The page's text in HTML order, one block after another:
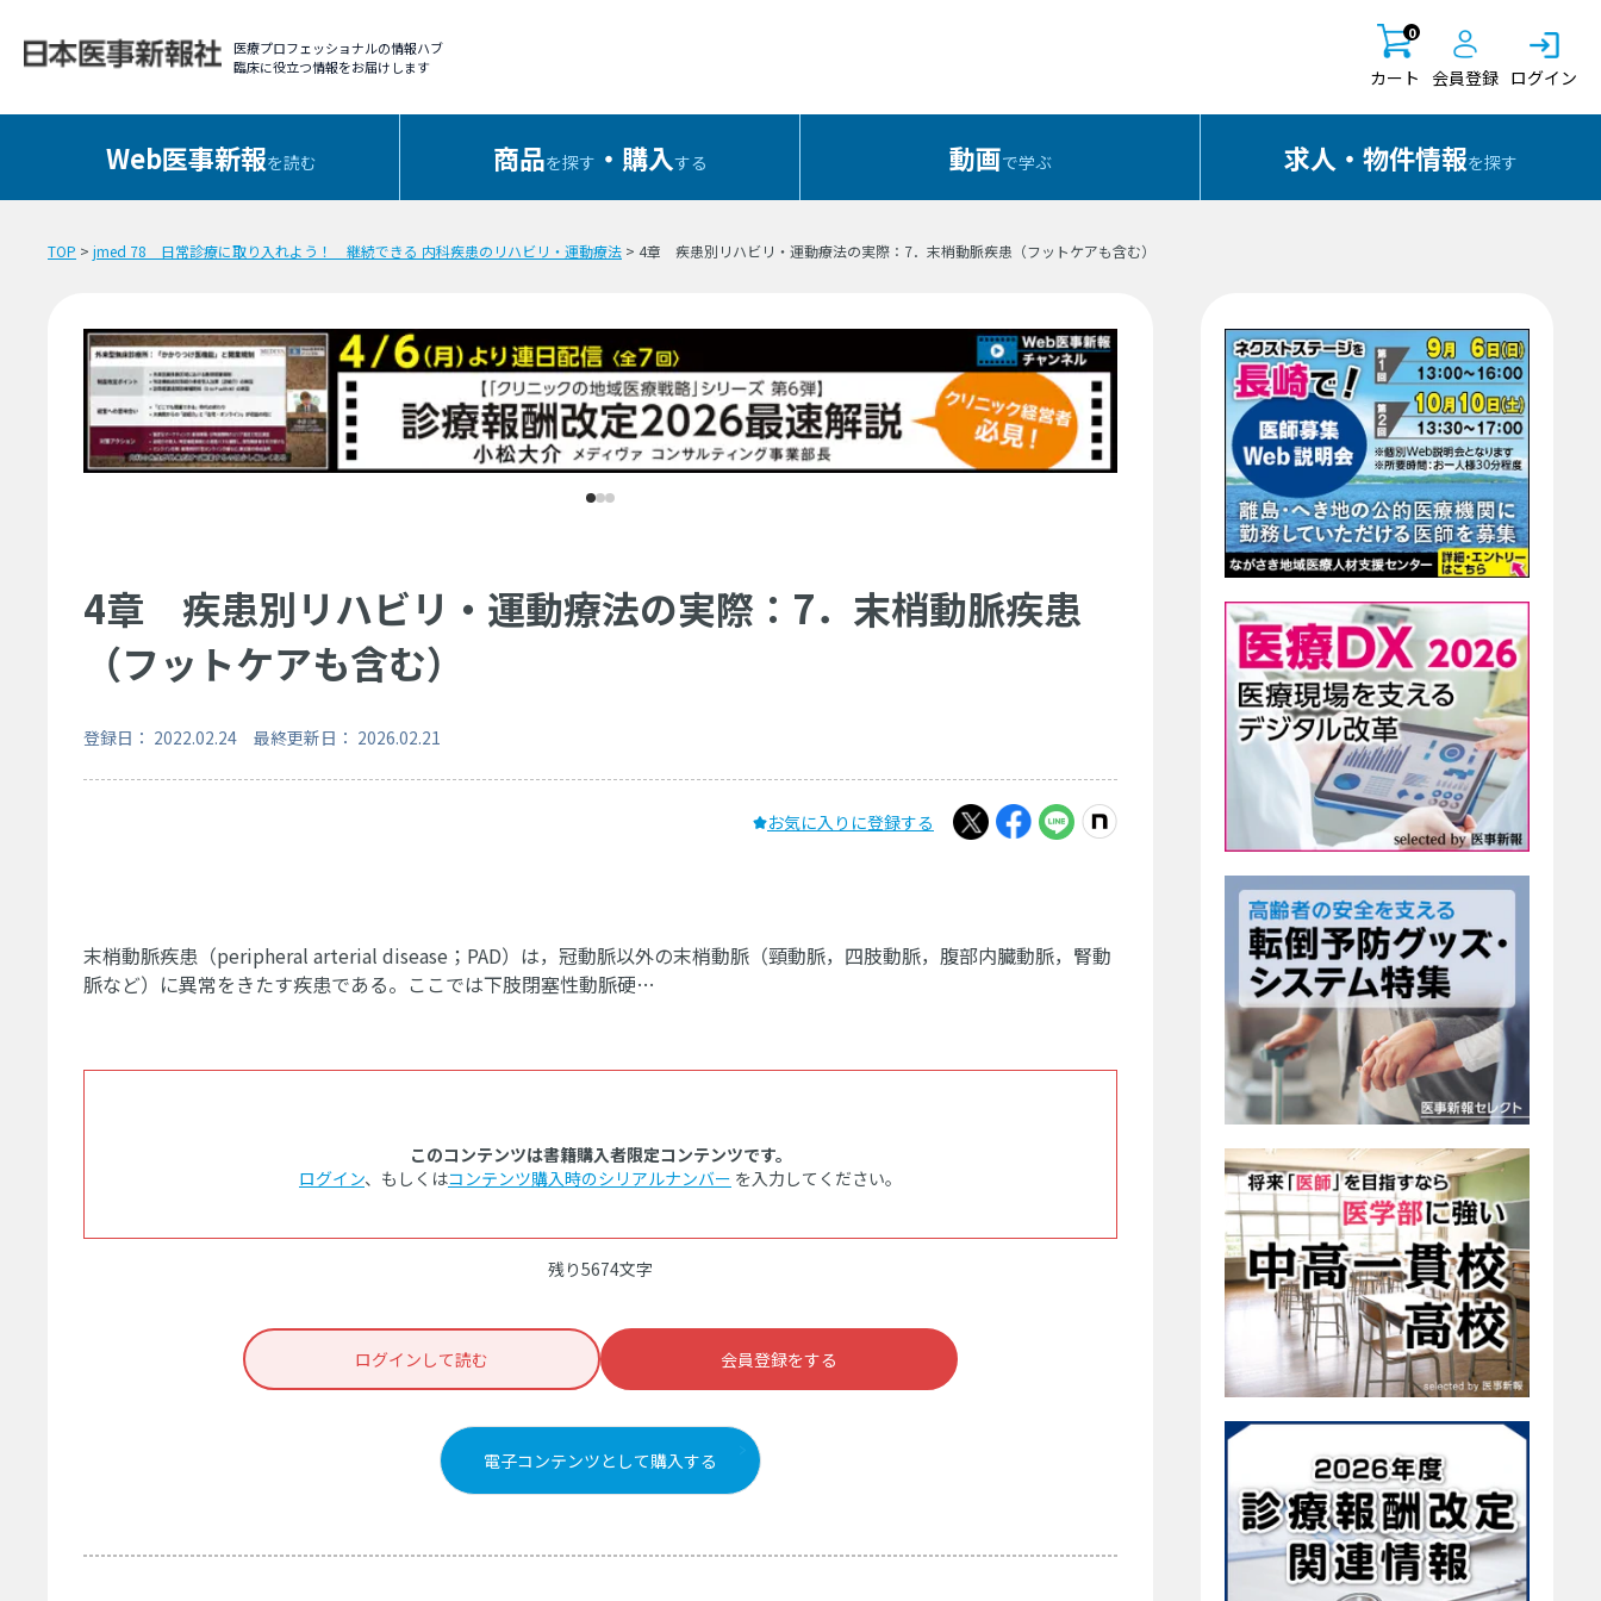
医療プロフェッショナルの情報ハブ
臨床に役立つ情報をお届けします
0
カート 会員登録 ログイン
Web医事新報を読む 商品を探す ・購入する 動画で学ぶ 求人・物件情報を探す
TOP > jmed 78 日常診療に取り入れよう！ 継続できる 内科疾患のリハビリ・運動療法 > 4章 疾患別リハビリ・運動療法の実際：7．末梢動脈疾患（フットケアも含む）
4章 疾患別リハビリ・運動療法の実際：7．末梢動脈疾患
（フットケアも含む）
登録日： 2022.02.24 最終更新日： 2026.02.21
お気に入りに登録する
末梢動脈疾患（peripheral arterial disease；PAD）は，冠動脈以外の末梢動脈（頸動脈，四肢動脈，腹部内臓動脈，腎動
脈など）に異常をきたす疾患である。ここでは下肢閉塞性動脈硬…
このコンテンツは書籍購入者限定コンテンツです。
ログイン、もしくはコンテンツ購入時のシリアルナンバー を入力してください。
残り5674文字
ログインして読む 会員登録をする
電子コンテンツとして購入する